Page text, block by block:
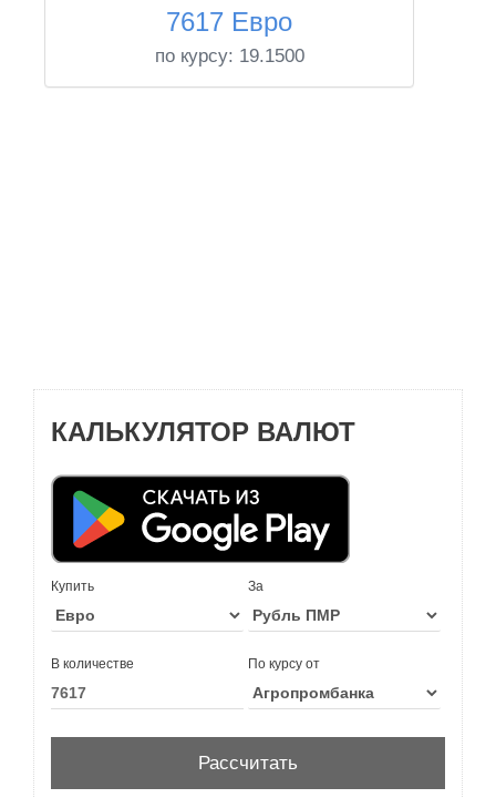
7617 Евро
по курсу: 19.1500
КАЛЬКУЛЯТОР ВАЛЮТ
Купить За
В количестве По курсу от